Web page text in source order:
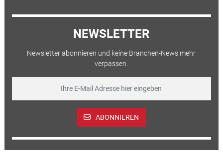
NEWSLETTER
Newsletter abonnieren und keine Branchen-News mehr
verpassen.
ABONNIEREN